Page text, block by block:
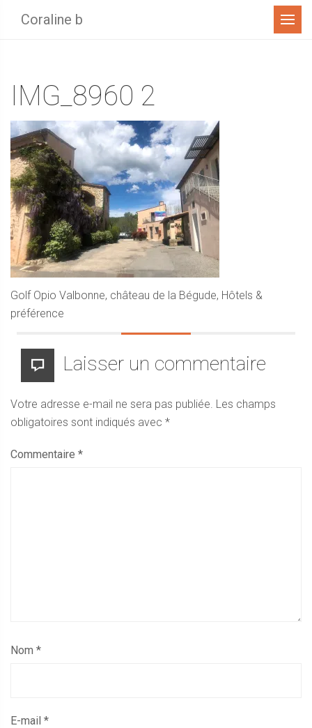
Coraline b Menu
IMG_8960 2
Golf Opio Valbonne, château de la Bégude, Hôtels &
préférence
Laisser un commentaire
Votre adresse e-mail ne sera pas publiée. Les champs
obligatoires sont indiqués avec *
Commentaire *
Nom *
E-mail *